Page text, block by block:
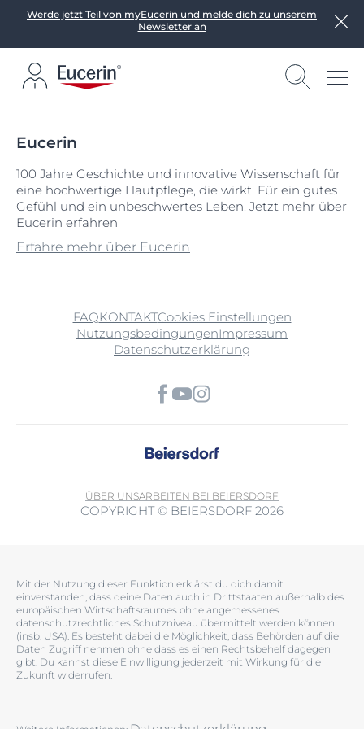
Werde jetzt Teil von myEucerin und melde dich zu unserem
Newsletter an
Eucerin
100 Jahre Geschichte und innovative Wissenschaft für
eine hochwertige Hautpflege, die wirkt. Für ein gutes
Gefühl und ein unbeschwertes Leben. Jetzt mehr über
Eucerin erfahren
Erfahre mehr über Eucerin
FAQKONTAKTCookies Einstellungen
NutzungsbedingungenImpressum
Datenschutzerklärung
ÜBER UNSARBEITEN BEI BEIERSDORF
COPYRIGHT © BEIERSDORF 2026
Mit der Nutzung dieser Funktion erklärst du dich damit
einverstanden, dass deine Daten auch in Drittstaaten außerhalb des
europäischen Wirtschaftsraumes ohne angemessenes
datenschutzrechtliches Schutzniveau übermittelt werden können
(insb. USA). Es besteht dabei die Möglichkeit, dass Behörden auf die
Daten Zugriff nehmen ohne dass es einen Rechtsbehelf dagegen
gibt. Du kannst diese Einwilligung jederzeit mit Wirkung für die
Zukunft widerrufen.